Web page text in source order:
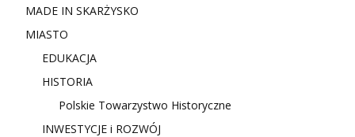
MADE IN SKARŻYSKO
MIASTO
EDUKACJA
HISTORIA
Polskie Towarzystwo Historyczne
INWESTYCJE i ROZWÓJ